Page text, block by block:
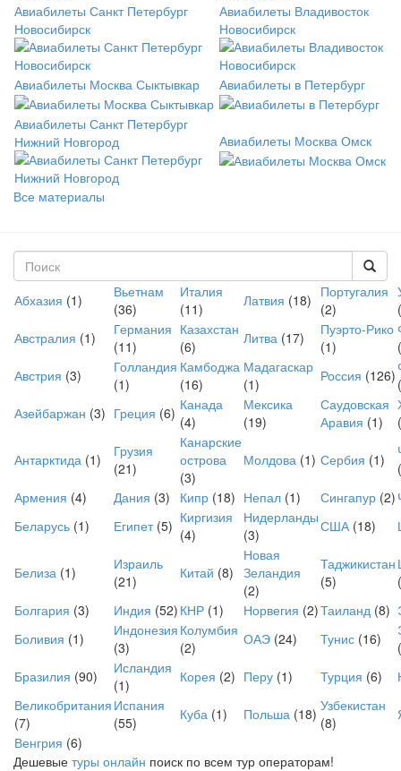
Авиабилеты Санкт Петербург
Новосибирск
Авиабилеты Владивосток
Новосибирск
Авиабилеты Москва Сыктывкар Авиабилеты в Петербург
Авиабилеты Санкт Петербург
Нижний Новгород
Авиабилеты Москва Омск
Все материалы
Форма поиска
Поиск
Абхазия (1)
Вьетнам
(36)
Италия
(11)
Латвия (18) Португалия
(2)
Австралия (1)
Германия
(11)
Казахстан
(6)
Литва (17)
Пуэрто-Рико
(1)
Австрия (3)
Голландия
(1)
Камбоджа
(16)
Мадагаскар
(1)
Россия (126)
Азейбаржан (3) Греция (6) Канада
(4)
Мексика
(19)
Саудовская
Аравия (1)
Антарктида (1)
Грузия
(21)
Канарские
острова
(3)
Молдова (1) Сербия (1)
Армения (4) Дания (3) Кипр (18) Непал (1) Сингапур (2)
Беларусь (1) Египет (5) Киргизия
(4)
Нидерланды
(3)
США (18)
Белиза (1)
Израиль
(21)
Китай (8)
Новая
Зеландия
(2)
Таджикистан
(5)
Болгария (3) Индия (52) КНР (1) Норвегия (2)Таиланд (8)
Боливия (1)
Индонезия
(3)
Колумбия
(2)
ОАЭ (24) Тунис (16)
Бразилия (90)
Исландия
(1)
Корея (2) Перу (1) Турция (6)
Великобритания
(7)
Испания
(55)
Куба (1) Польша (18) Узбекистан
(8)
Венгрия (6)
Дешевые туры онлайн поиск по всем тур операторам!